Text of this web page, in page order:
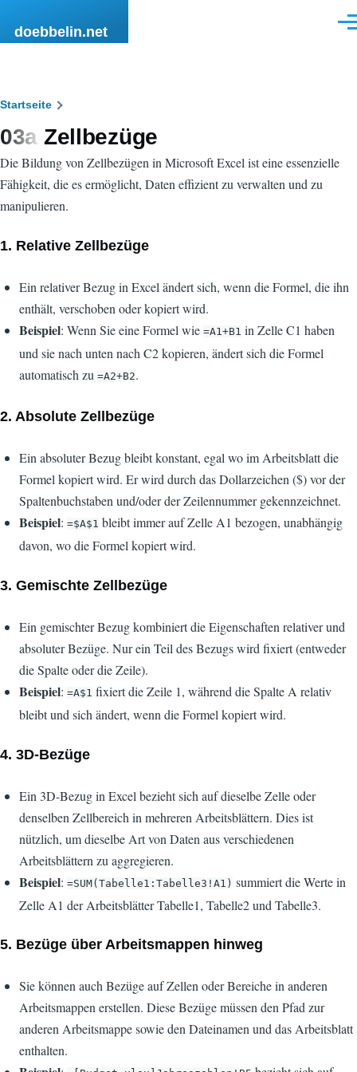
doebbelin.net
Pfadnavigation
Startseite
03a Zellbezüge
Die Bildung von Zellbezügen in Microsoft Excel ist eine essenzielle
Fähigkeit, die es ermöglicht, Daten effizient zu verwalten und zu
manipulieren.
1. Relative Zellbezüge
Ein relativer Bezug in Excel ändert sich, wenn die Formel, die ihn
enthält, verschoben oder kopiert wird.
Beispiel: Wenn Sie eine Formel wie =A1+B1 in Zelle C1 haben
und sie nach unten nach C2 kopieren, ändert sich die Formel
automatisch zu =A2+B2.
2. Absolute Zellbezüge
Ein absoluter Bezug bleibt konstant, egal wo im Arbeitsblatt die
Formel kopiert wird. Er wird durch das Dollarzeichen ($) vor der
Spaltenbuchstaben und/oder der Zeilennummer gekennzeichnet.
Beispiel: =$A$1 bleibt immer auf Zelle A1 bezogen, unabhängig
davon, wo die Formel kopiert wird.
3. Gemischte Zellbezüge
Ein gemischter Bezug kombiniert die Eigenschaften relativer und
absoluter Bezüge. Nur ein Teil des Bezugs wird fixiert (entweder
die Spalte oder die Zeile).
Beispiel: =A$1 fixiert die Zeile 1, während die Spalte A relativ
bleibt und sich ändert, wenn die Formel kopiert wird.
4. 3D-Bezüge
Ein 3D-Bezug in Excel bezieht sich auf dieselbe Zelle oder
denselben Zellbereich in mehreren Arbeitsblättern. Dies ist
nützlich, um dieselbe Art von Daten aus verschiedenen
Arbeitsblättern zu aggregieren.
Beispiel: =SUM(Tabelle1:Tabelle3!A1) summiert die Werte in
Zelle A1 der Arbeitsblätter Tabelle1, Tabelle2 und Tabelle3.
5. Bezüge über Arbeitsmappen hinweg
Sie können auch Bezüge auf Zellen oder Bereiche in anderen
Arbeitsmappen erstellen. Diese Bezüge müssen den Pfad zur
anderen Arbeitsmappe sowie den Dateinamen und das Arbeitsblatt
enthalten.